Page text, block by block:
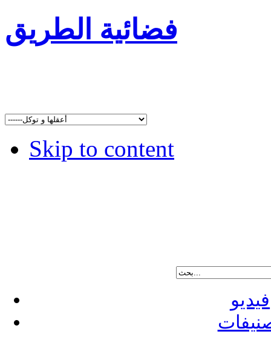
فضائية الطريق
Skip to content
فيديو